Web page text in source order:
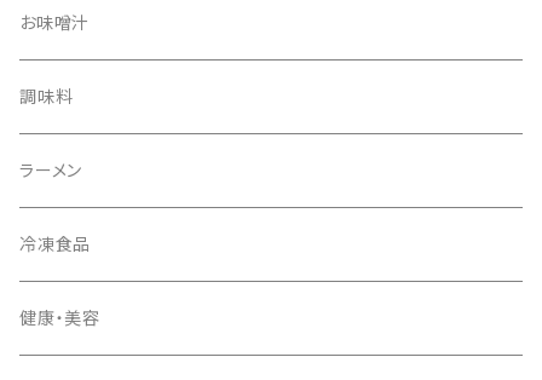
お味噌汁
調味料
ラーメン
冷凍食品
健康・美容